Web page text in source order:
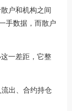
户和机构之间
手数据，而散户
一差距，它整
出、合约持仓